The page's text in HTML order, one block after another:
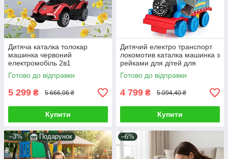
Дитяча каталка толокар
машинка червоний
електромобіль 2в1
батьківська ручка світло звук
МР3 захист від падіння
Готово до відправки
5 299 ₴ 5 666,06 ₴
Купити
Дитячий електро транспорт
локомотив каталка машинка з
рейками для дітей для
активних ігор 16 деталей
залізниця ефекти
Готово до відправки
4 799 ₴ 5 094,40 ₴
Купити
–3% Подарунок –6%